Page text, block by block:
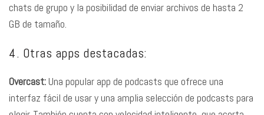
chats de grupo y la posibilidad de enviar archivos de hasta 2
GB de tamaño.
4. Otras apps destacadas:
Overcast: Una popular app de podcasts que ofrece una
interfaz fácil de usar y una amplia selección de podcasts para